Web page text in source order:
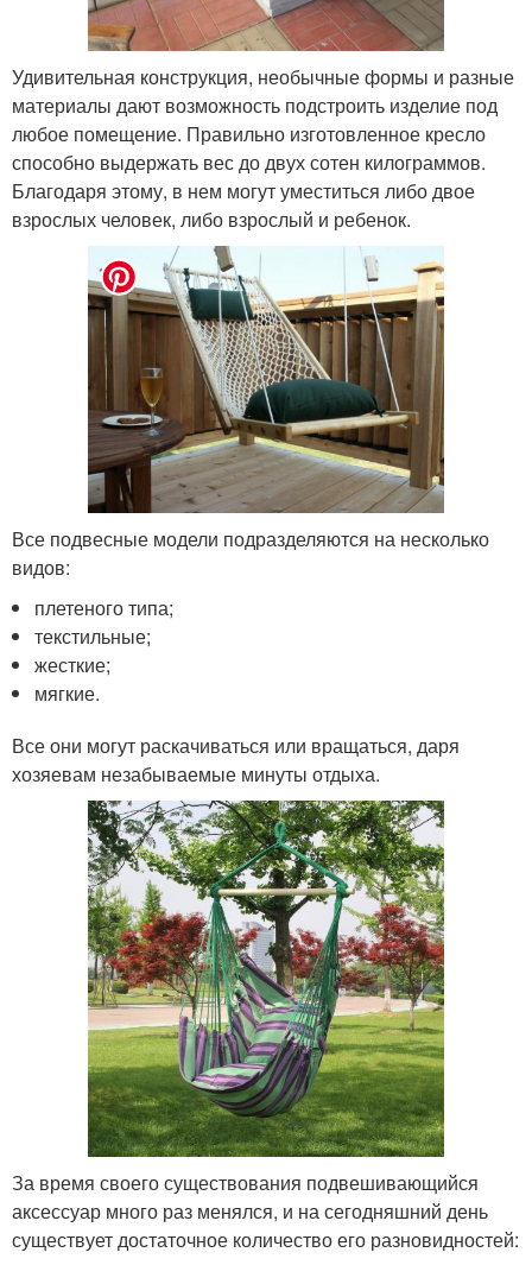
Удивительная конструкция, необычные формы и разные
материалы дают возможность подстроить изделие под
любое помещение. Правильно изготовленное кресло
способно выдержать вес до двух сотен килограммов.
Благодаря этому, в нем могут уместиться либо двое
взрослых человек, либо взрослый и ребенок.
Все подвесные модели подразделяются на несколько
видов:
плетеного типа;
текстильные;
жесткие;
мягкие.
Все они могут раскачиваться или вращаться, даря
хозяевам незабываемые минуты отдыха.
За время своего существования подвешивающийся
аксессуар много раз менялся, и на сегодняшний день
существует достаточное количество его разновидностей: